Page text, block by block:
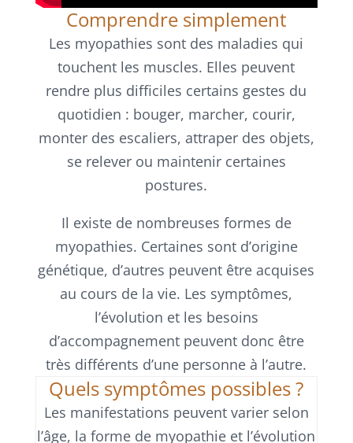
Comprendre simplement
Les myopathies sont des maladies qui
touchent les muscles. Elles peuvent
rendre plus difficiles certains gestes du
quotidien : bouger, marcher, courir,
monter des escaliers, attraper des objets,
se relever ou maintenir certaines
postures.
Il existe de nombreuses formes de
myopathies. Certaines sont d’origine
génétique, d’autres peuvent être acquises
au cours de la vie. Les symptômes,
l’évolution et les besoins
d’accompagnement peuvent donc être
très différents d’une personne à l’autre.
Quels symptômes possibles ?
Les manifestations peuvent varier selon
l’âge, la forme de myopathie et l’évolution